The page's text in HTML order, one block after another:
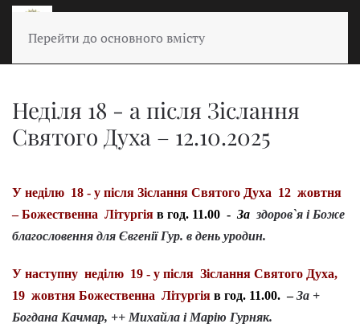
Перейти до основного вмісту
Неділя 18 - а після Зіслання
Святого Духа – 12.10.2025
У неділю 18 - у після Зіслання Святого Духа 12 жовтня
– Божественна Літургія в год. 11.00 - За здоров`я і Боже
благословення для Євгенії Гур. в день уродин.
У наступну неділю 19 - у після Зіслання Святого Духа,
19 жовтня Божественна Літургія в год. 11.00. –За +
Богдана Качмар, ++ Михайла і Марію Гурняк.